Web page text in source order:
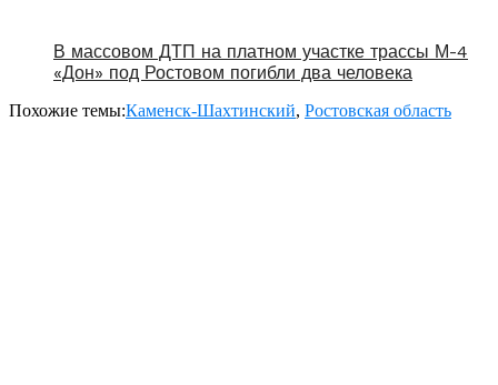
В массовом ДТП на платном участке трассы М-4
«Дон» под Ростовом погибли два человека
Похожие темы:Каменск-Шахтинский, Ростовская область